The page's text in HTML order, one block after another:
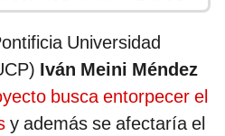
Universidad
Iván Meini Méndez
busca entorpecer el
y además se afectaría el